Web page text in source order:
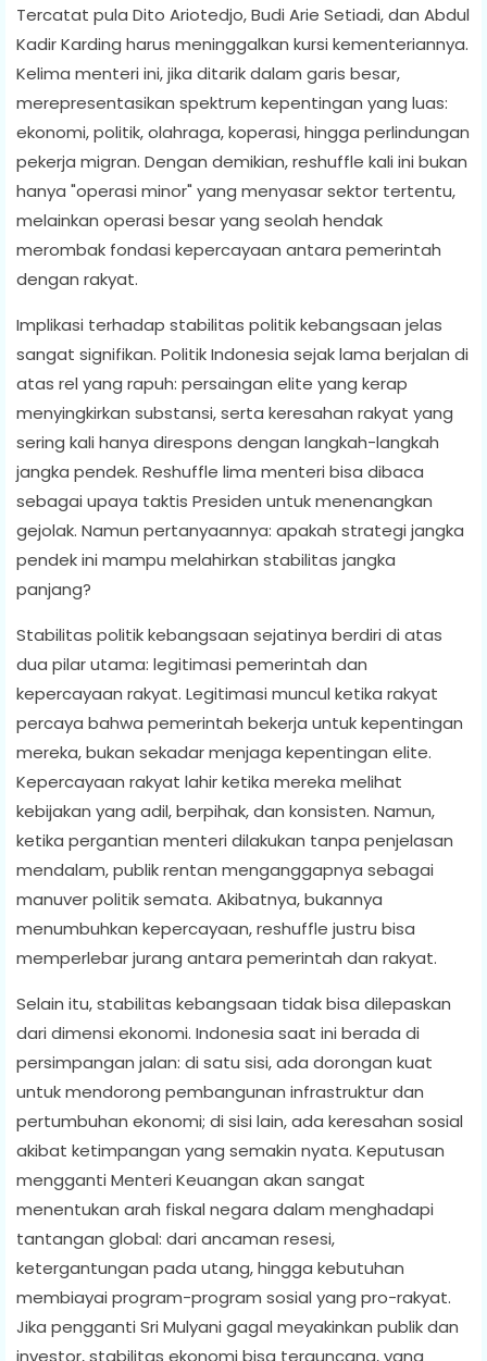
Tercatat pula Dito Ariotedjo, Budi Arie Setiadi, dan Abdul
Kadir Karding harus meninggalkan kursi kementeriannya.
Kelima menteri ini, jika ditarik dalam garis besar,
merepresentasikan spektrum kepentingan yang luas:
ekonomi, politik, olahraga, koperasi, hingga perlindungan
pekerja migran. Dengan demikian, reshuffle kali ini bukan
hanya "operasi minor" yang menyasar sektor tertentu,
melainkan operasi besar yang seolah hendak
merombak fondasi kepercayaan antara pemerintah
dengan rakyat.
Implikasi terhadap stabilitas politik kebangsaan jelas
sangat signifikan. Politik Indonesia sejak lama berjalan di
atas rel yang rapuh: persaingan elite yang kerap
menyingkirkan substansi, serta keresahan rakyat yang
sering kali hanya direspons dengan langkah-langkah
jangka pendek. Reshuffle lima menteri bisa dibaca
sebagai upaya taktis Presiden untuk menenangkan
gejolak. Namun pertanyaannya: apakah strategi jangka
pendek ini mampu melahirkan stabilitas jangka
panjang?
Stabilitas politik kebangsaan sejatinya berdiri di atas
dua pilar utama: legitimasi pemerintah dan
kepercayaan rakyat. Legitimasi muncul ketika rakyat
percaya bahwa pemerintah bekerja untuk kepentingan
mereka, bukan sekadar menjaga kepentingan elite.
Kepercayaan rakyat lahir ketika mereka melihat
kebijakan yang adil, berpihak, dan konsisten. Namun,
ketika pergantian menteri dilakukan tanpa penjelasan
mendalam, publik rentan menganggapnya sebagai
manuver politik semata. Akibatnya, bukannya
menumbuhkan kepercayaan, reshuffle justru bisa
memperlebar jurang antara pemerintah dan rakyat.
Selain itu, stabilitas kebangsaan tidak bisa dilepaskan
dari dimensi ekonomi. Indonesia saat ini berada di
persimpangan jalan: di satu sisi, ada dorongan kuat
untuk mendorong pembangunan infrastruktur dan
pertumbuhan ekonomi; di sisi lain, ada keresahan sosial
akibat ketimpangan yang semakin nyata. Keputusan
mengganti Menteri Keuangan akan sangat
menentukan arah fiskal negara dalam menghadapi
tantangan global: dari ancaman resesi,
ketergantungan pada utang, hingga kebutuhan
membiayai program-program sosial yang pro-rakyat.
Jika pengganti Sri Mulyani gagal meyakinkan publik dan
investor, stabilitas ekonomi bisa terguncang, yang